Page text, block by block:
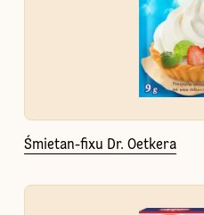
Śmietan-fixu Dr. Oetkera